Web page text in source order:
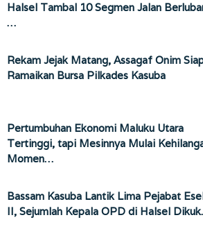
Halsel Tambal 10 Segmen Jalan
…
Rekam Jejak Matang, Assagaf Onim
Ramaikan Bursa Pilkades Kasuba
Pertumbuhan Ekonomi Maluku Utara
Tertinggi, tapi Mesinnya Mulai
Momen…
Bassam Kasuba Lantik Lima Pejabat
II, Sejumlah Kepala OPD di Halsel